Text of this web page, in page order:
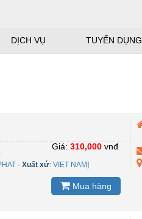
DỊCH VỤ TUYỂN DỤNG
-Xuất xứ:VIET NAM]
Giá: 310,000vnđ
Mua hàng